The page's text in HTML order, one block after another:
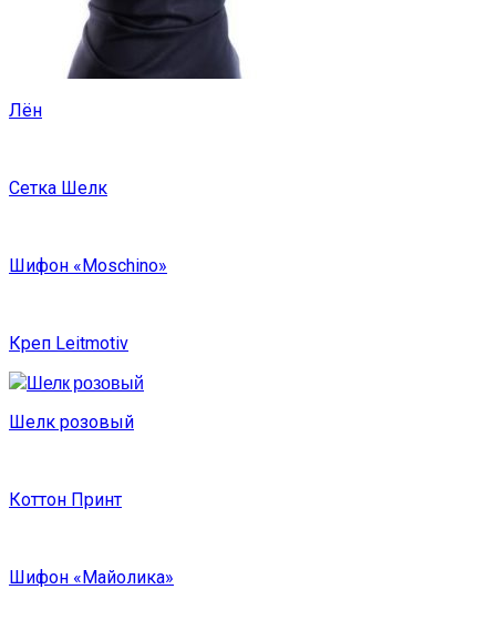
Лён
Сетка Шелк
Шифон «Moschino»
Креп Leitmotiv
Шелк розовый
Коттон Принт
Шифон «Майолика»